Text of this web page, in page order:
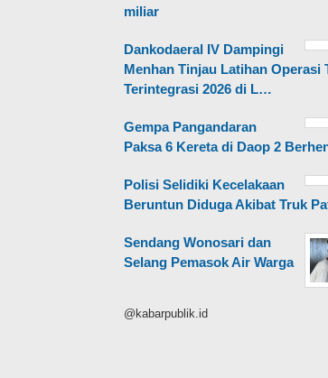
miliar
Dankodaeral IV Dampingi
Menhan Tinjau Latihan Operasi
Terintegrasi 2026 di L…
Gempa Pangandaran
Paksa 6 Kereta di Daop 2
Polisi Selidiki Kecelakaan
Beruntun Diduga Akibat Truk
Sendang Wonosari dan
Selang Pemasok Air Warga
@kabarpublik.id